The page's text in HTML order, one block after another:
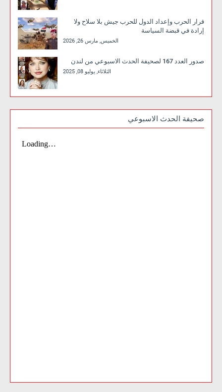
قرار الحرب وإعداد الدول للحرب جيش بلا سلاح ولا
إرادة في قبضة السياسة
الخميس, مارس 26, 2026
صدور العدد 167 لصحيفة الحدث الاسبوعي من لندن
الثلاثاء, يوليو 08, 2025
صحيفة الحدث الاسبوعي